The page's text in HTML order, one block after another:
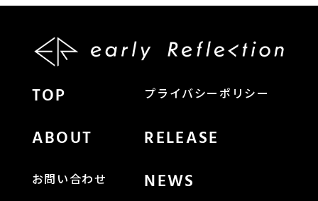
TOP プライバシーポリシー
ABOUT RELEASE
お問い合わせ NEWS